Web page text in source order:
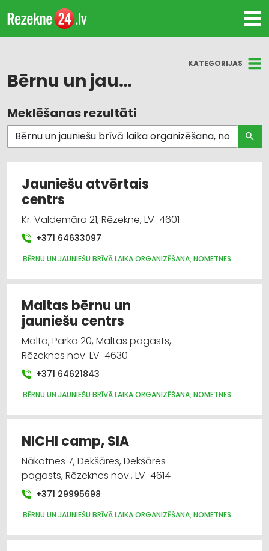
KATEGORIJAS
Bērnu un jauniešu brīvā laika organizēšana, nometnes
Visas nozares
Bērnu un jauniešu brīvā laika organizēšana,
Bērnudārzi, bērnu pieskatīšana
Bērnu preču tirdzniecība
Bērnu preču vairumtirdzniecība
Medicīniskā palīdzība: rehabilitācija
Sporta organizācijas
Sporta un tūrisma preču tirdzniecība
Ēdienu piegāde
Meklēšanas rezultāti
Jauniešu atvērtais
centrs
Kr. Valdemāra 21, Rēzekne, LV-4601
+371 64633097
BĒRNU UN JAUNIEŠU BRĪVĀ LAIKA ORGANIZĒŠANA, NOMETNES
Maltas bērnu un
jauniešu centrs
Malta, Parka 20, Maltas pagasts,
Rēzeknes nov. LV-4630
+371 64621843
BĒRNU UN JAUNIEŠU BRĪVĀ LAIKA ORGANIZĒŠANA, NOMETNES
NICHI camp, SIA
Nākotnes 7, Dekšāres, Dekšāres
pagasts, Rēzeknes nov., LV-4614
+371 29995698
BĒRNU UN JAUNIEŠU BRĪVĀ LAIKA ORGANIZĒŠANA, NOMETNES